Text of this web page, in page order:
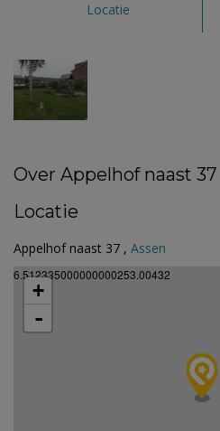
Locatie
Over Appelhof naast 37
Locatie
Appelhof naast 37 , Assen
6.512335000000000253.00432
+
-